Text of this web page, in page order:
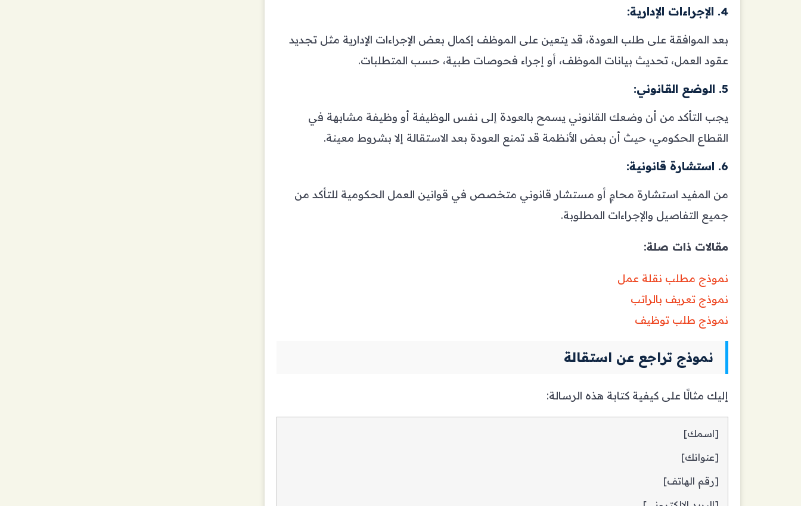
4. الإجراءات الإدارية:
بعد الموافقة على طلب العودة، قد يتعين على الموظف إكمال بعض الإجراءات الإدارية مثل تجديد
عقود العمل، تحديث بيانات الموظف، أو إجراء فحوصات طبية، حسب المتطلبات.
5. الوضع القانوني:
يجب التأكد من أن وضعك القانوني يسمح بالعودة إلى نفس الوظيفة أو وظيفة مشابهة في
القطاع الحكومي، حيث أن بعض الأنظمة قد تمنع العودة بعد الاستقالة إلا بشروط معينة.
6. استشارة قانونية:
من المفيد استشارة محامٍ أو مستشار قانوني متخصص في قوانين العمل الحكومية للتأكد من
جميع التفاصيل والإجراءات المطلوبة.
مقالات ذات صلة:
نموذج مطلب نقلة عمل
نموذج تعريف بالراتب
نموذج طلب توظيف
نموذج تراجع عن استقالة
إليك مثالًا على كيفية كتابة هذه الرسالة:
[اسمك]
[عنوانك]
[رقم الهاتف]